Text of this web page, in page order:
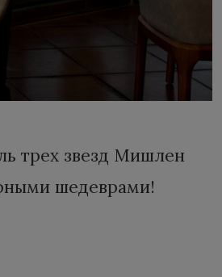
трех звезд Мишлен
шедеврами!